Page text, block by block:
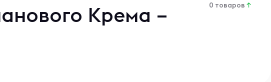
Крема –
0 товаров ↑